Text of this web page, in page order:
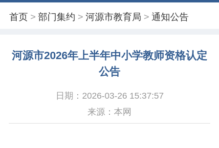
首页 >部门集约 >河源市教育局 >通知公告
河源市2026年上半年中小学教师资格认定
公告
日期：2026-03-26 15:37:57
来源：本网